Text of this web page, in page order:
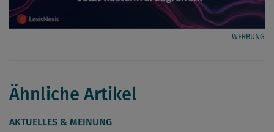
WERBUNG
Ähnliche Artikel
AKTUELLES & MEINUNG